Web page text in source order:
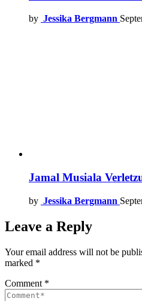
by Jessika Bergmann
Jamal Musiala
by Jessika Bergmann
Leave a Reply
Your email address will not be
marked *
Comment *